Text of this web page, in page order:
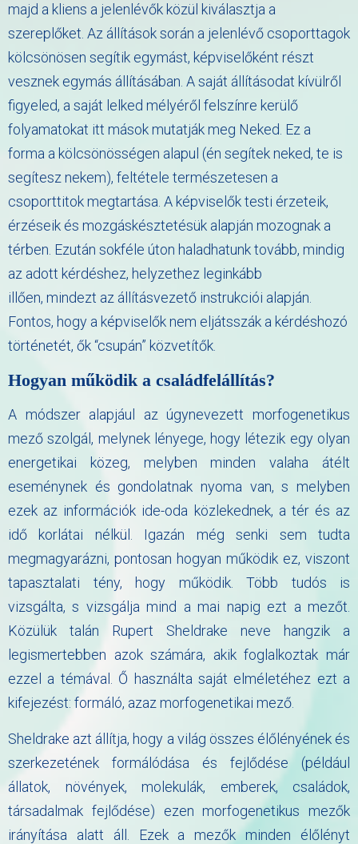
majd a kliens a jelenlévők közül kiválasztja a
szereplőket. Az állítások során a jelenlévő csoporttagok
kölcsönösen segítik egymást, képviselőként részt
vesznek egymás állításában. A saját állításodat kívülről
figyeled, a saját lelked mélyéről felszínre kerülő
folyamatokat itt mások mutatják meg Neked. Ez a
forma a kölcsönösségen alapul (én segítek neked, te is
segítesz nekem), feltétele természetesen a
csoporttitok megtartása. A képviselők testi érzeteik,
érzéseik és mozgáskésztetésük alapján mozognak a
térben. Ezután sokféle úton haladhatunk tovább, mindig
az adott kérdéshez, helyzethez leginkább
illően, mindezt az állításvezető instrukciói alapján.
Fontos, hogy a képviselők nem eljátsszák a kérdéshozó
történetét, ők “csupán” közvetítők.
Hogyan működik a családfelállítás?
A módszer alapjául az úgynevezett morfogenetikus
mező szolgál, melynek lényege, hogy létezik egy olyan
energetikai közeg, melyben minden valaha átélt
eseménynek és gondolatnak nyoma van, s melyben
ezek az információk ide-oda közlekednek, a tér és az
idő korlátai nélkül. Igazán még senki sem tudta
megmagyarázni, pontosan hogyan működik ez, viszont
tapasztalati tény, hogy működik. Több tudós is
vizsgálta, s vizsgálja mind a mai napig ezt a mezőt.
Közülük talán Rupert Sheldrake neve hangzik a
legismertebben azok számára, akik foglalkoztak már
ezzel a témával. Ő használta saját elméletéhez ezt a
kifejezést: formáló, azaz morfogenetikai mező.
Sheldrake azt állítja, hogy a világ összes élőlényének és
szerkezetének formálódása és fejlődése (például
állatok, növények, molekulák, emberek, családok,
társadalmak fejlődése) ezen morfogenetikus mezők
irányítása alatt áll. Ezek a mezők minden élőlényt